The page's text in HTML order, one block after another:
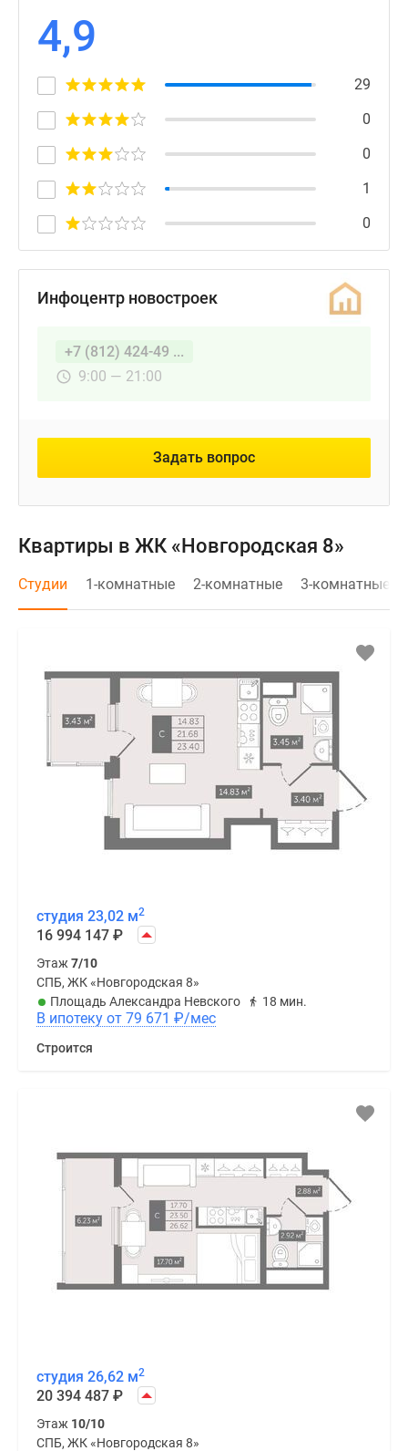
4,9
29
0
0
1
0
Инфоцентр новостроек
+7 (812) 424-49 ...
9:00 — 21:00
Задать вопрос
Квартиры в ЖК «Новгородская 8»
Студии 1-комнатные 2-комнатные 3-комнатные
студия 23,02 м2
16 994 147 ₽
Этаж 7/10
СПБ, ЖК «Новгородская 8»
Площадь Александра Невского
18 мин.
В ипотеку от 79 671 ₽/мес
Строится
студия 26,62 м2
20 394 487 ₽
Этаж 10/10
СПБ, ЖК «Новгородская 8»